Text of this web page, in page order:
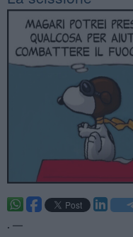
. —